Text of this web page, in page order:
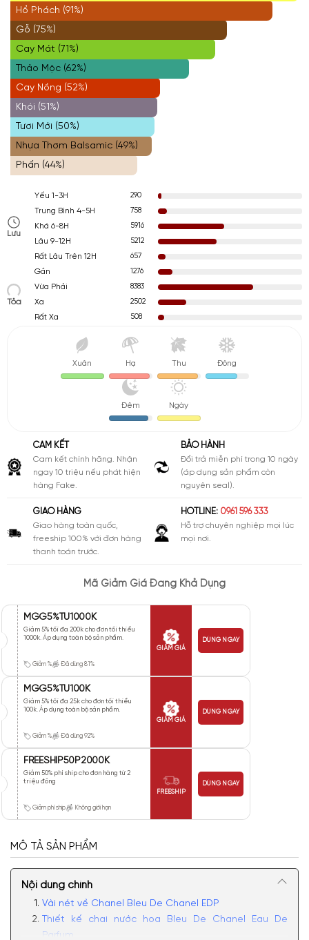
Hổ Phách (91%)
Gỗ (75%)
Cay Mát (71%)
Thảo Mộc (62%)
Cay Nồng (52%)
Khói (51%)
Tươi Mới (50%)
Nhựa Thơm Balsamic (49%)
Phấn (44%)
Lưu
Yếu 1-3H
290
Trung Bình 4-5H
758
Khá 6-8H
5916
Lâu 9-12H
5212
Rất Lâu Trên 12H
657
Tỏa
Gần
1276
Vừa Phải
8383
Xa
2502
Rất Xa
508
Xuân Hạ Thu Đông
Đêm Ngày
CAM KẾT
Cam kết chính hãng. Nhận
ngay 10 triệu nếu phát hiện
hàng Fake.
BẢO HÀNH
Đổi trả miễn phí trong 10 ngày
(áp dụng sản phẩm còn
nguyên seal).
GIAO HÀNG
Giao hàng toàn quốc,
freeship 100% với đơn hàng
thanh toán trước.
HOTLINE: 0961 596 333
Hỗ trợ chuyên nghiệp mọi lúc
mọi nơi.
Mã Giảm Giá Đang Khả Dụng
MGG5%TU1000K
Giảm 5% tối đa 200k cho đơn tối thiểu
1000k. Áp dụng toàn bộ sản phẩm.
Giảm % Đã dùng 81%
GIẢM GIÁ
DÙNG NGAY
MGG5%TU100K
Giảm 5% tối đa 25k cho đơn tối thiểu
100k. Áp dụng toàn bộ sản phẩm.
Giảm % Đã dùng 92%
GIẢM GIÁ
DÙNG NGAY
FREESHIP50P2000K
Giảm 50% phí ship cho đơn hàng từ 2
triệu đồng
Giảm phí ship Không giới hạn
FREESHIP
DÙNG NGAY
MÔ TẢ SẢN PHẨM
Nội dung chính
Vài nét về Chanel Bleu De Chanel EDP
Thiết kế chai nước hoa Bleu De Chanel Eau De
Parfum